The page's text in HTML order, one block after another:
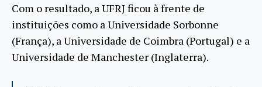
Com o resultado, a UFRJ ficou à frente de
instituições como a Universidade Sorbonne
(França), a Universidade de Coimbra (Portugal) e a
Universidade de Manchester (Inglaterra).